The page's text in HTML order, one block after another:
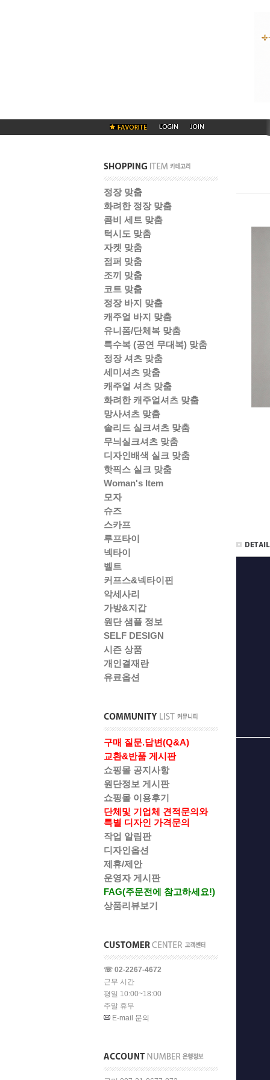
정장 맞춤
화려한 정장 맞춤
콤비 세트 맞춤
턱시도 맞춤
자켓 맞춤
점퍼 맞춤
조끼 맞춤
코트 맞춤
정장 바지 맞춤
캐주얼 바지 맞춤
유니폼/단체복 맞춤
특수복 (공연 무대복) 맞춤
정장 셔츠 맞춤
세미셔츠 맞춤
캐주얼 셔츠 맞춤
화려한 캐주얼셔츠 맞춤
망사셔츠 맞춤
솔리드 실크셔츠 맞춤
무늬실크셔츠 맞춤
디자인배색 실크 맞춤
핫픽스 실크 맞춤
Woman's Item
모자
슈즈
스카프
루프타이
넥타이
벨트
커프스&넥타이핀
악세사리
가방&지갑
원단 샘플 정보
SELF DESIGN
시즌 상품
개인결재란
유료옵션
구매 질문.답변(Q&A)
교환&반품 게시판
쇼핑몰 공지사항
원단정보 게시판
쇼핑몰 이용후기
단체및 기업체 견적문의와
특별 디자인 가격문의
작업 알림판
디자인옵션
제휴/제안
운영자 게시판
FAG(주문전에 참고하세요!)
상품리뷰보기
☏ 02-2267-4672
근무 시간
평일 10:00~18:00
주말 휴무
E-mail 문의